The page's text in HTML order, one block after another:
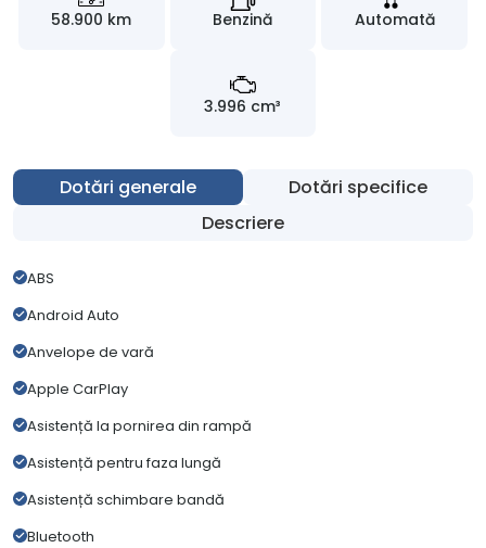
58.900 km Benzină Automată
3.996 cm³
Dotări generale
Dotări specifice
Descriere
ABS
Android Auto
Anvelope de vară
Apple CarPlay
Asistență la pornirea din rampă
Asistență pentru faza lungă
Asistență schimbare bandă
Bluetooth